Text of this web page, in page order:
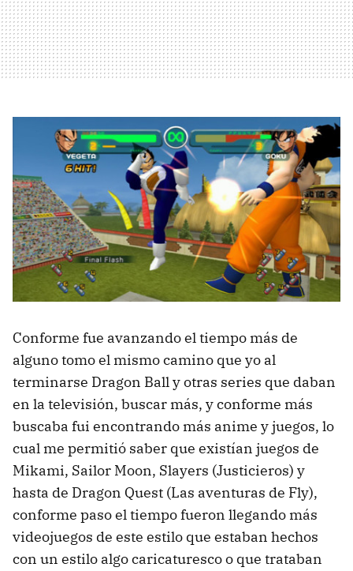
Conforme fue avanzando el tiempo más de
alguno tomo el mismo camino que yo al
terminarse Dragon Ball y otras series que daban
en la televisión, buscar más, y conforme más
buscaba fui encontrando más anime y juegos, lo
cual me permitió saber que existían juegos de
Mikami, Sailor Moon, Slayers (Justicieros) y
hasta de Dragon Quest (Las aventuras de Fly),
conforme paso el tiempo fueron llegando más
videojuegos de este estilo que estaban hechos
con un estilo algo caricaturesco o que trataban